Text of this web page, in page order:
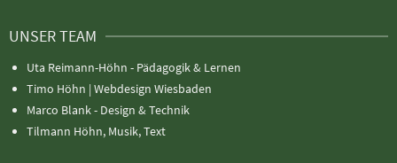
UNSER TEAM
Uta Reimann-Höhn - Pädagogik & Lernen
Timo Höhn | Webdesign Wiesbaden
Marco Blank - Design & Technik
Tilmann Höhn, Musik, Text